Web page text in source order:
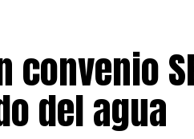
convenio
del agua